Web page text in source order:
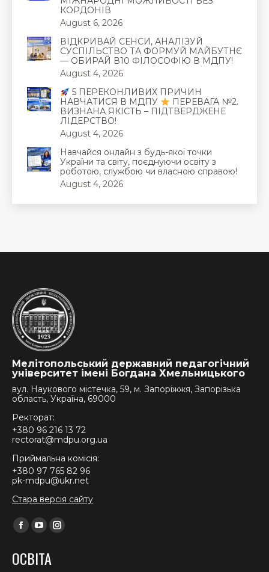
КОРДОНІВ
August 6, 2026
ВІДКРИВАЙ СЕНСИ, АНАЛІЗУЙ
СУСПІЛЬСТВО ТА ФОРМУЙ МАЙБУТНЄ
— ОБИРАЙ В10 ФІЛОСОФІЮ В МДПУ!
August 4, 2026
5 ПЕРЕКОНЛИВИХ ПРИЧИН
НАВЧАТИСЯ В МДПУ
ПЕРЕВАГА №2.
ВИЗНАНА ЯКІСТЬ – ПІДТВЕРДЖЕНЕ
ЛІДЕРСТВО!
August 4, 2026
Навчайся онлайн з будь-якої точки
України та світу, поєднуючи освіту з
роботою, службою чи власною справою!
August 4, 2026
Мелітопольський державний педагогічний
університет імені Богдана Хмельницького
вул. Наукового містечка, 59, м. Запоріжжя, Запорізька
область, Україна, 69000
Ректорат:
+380 96 216 13 72
rectorat@mdpu.org.ua
Приймальна комісія:
+380 97 765 82 96
pk-mdpu@ukr.net
Стара версія сайту
Find us on:
Facebook
opens
YouTube
opens
Instagram
ОСВІТА